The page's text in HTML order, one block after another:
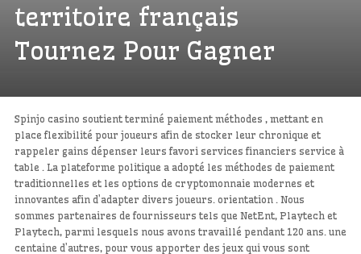
territoire français
Tournez Pour Gagner
Spinjo casino soutient terminé paiement méthodes , mettant en
place flexibilité pour joueurs afin de stocker leur chronique et
rappeler gains dépenser leurs favori services financiers service à
table . La plateforme politique a adopté les méthodes de paiement
traditionnelles et les options de cryptomonnaie modernes et
innovantes afin d’adapter divers joueurs. orientation . Nous
sommes partenaires de fournisseurs tels que NetEnt, Playtech et
Playtech, parmi lesquels nous avons travaillé pendant 120 ans. une
centaine d’autres, pour vous apporter des jeux qui vous sont